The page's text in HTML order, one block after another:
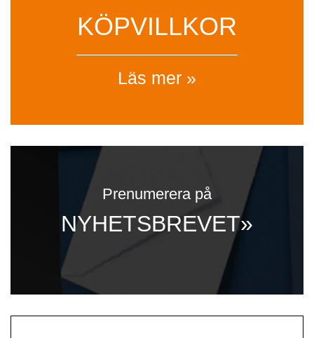
KÖPVILLKOR
Läs mer »
Prenumerera på
NYHETSBREVET»